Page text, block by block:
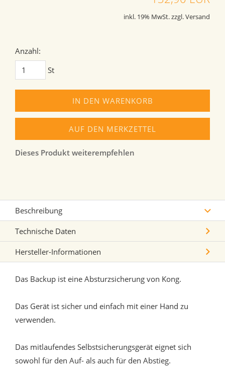
inkl. 19% MwSt. zzgl. Versand
Anzahl:
St
IN DEN WARENKORB
AUF DEN MERKZETTEL
Dieses Produkt weiterempfehlen
Beschreibung
Technische Daten
Hersteller-Informationen
Das Backup ist eine Absturzsicherung von Kong.
Das Gerät ist sicher und einfach mit einer Hand zu
verwenden.
Das mitlaufendes Selbstsicherungsgerät eignet sich
sowohl für den Auf- als auch für den Abstieg.